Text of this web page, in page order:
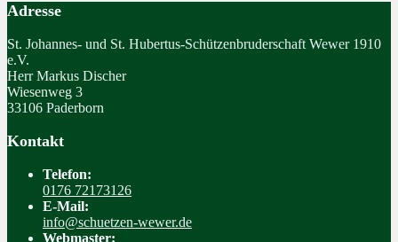
Adresse
St. Johannes- und St. Hubertus-Schützenbruderschaft Wewer 1910
e.V.
Herr Markus Discher
Wiesenweg 3
33106 Paderborn
Kontakt
Telefon:
0176 72173126
E-Mail:
info@schuetzen-wewer.de
Webmaster: